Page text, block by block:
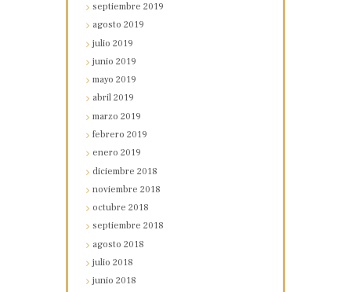
septiembre2019
agosto2019
julio2019
junio2019
mayo2019
abril2019
marzo2019
febrero2019
enero2019
diciembre2018
noviembre2018
octubre2018
septiembre2018
agosto2018
julio2018
junio2018